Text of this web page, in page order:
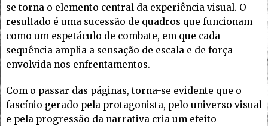
se torna o elemento central da experiência visual. O
resultado é uma sucessão de quadros que funcionam
como um espetáculo de combate, em que cada
sequência amplia a sensação de escala e de força
envolvida nos enfrentamentos.
Com o passar das páginas, torna-se evidente que o
fascínio gerado pela protagonista, pelo universo visual
e pela progressão da narrativa cria um efeito